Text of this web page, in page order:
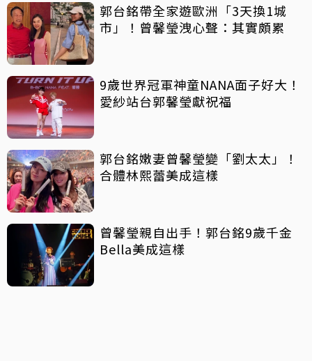
郭台銘帶全家遊歐洲「3天換1城
市」！曾馨瑩洩心聲：其實頗累
9歲世界冠軍神童NANA面子好大！
愛紗站台郭馨瑩獻祝福
郭台銘嫩妻曾馨瑩變「劉太太」！
合體林熙蕾美成這樣
曾馨瑩親自出手！郭台銘9歲千金
Bella美成這樣